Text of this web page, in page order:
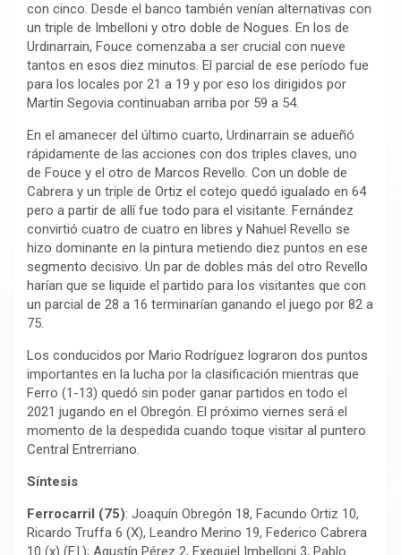
con cinco. Desde el banco también venían alternativas con
un triple de Imbelloni y otro doble de Nogues. En los de
Urdinarrain, Fouce comenzaba a ser crucial con nueve
tantos en esos diez minutos. El parcial de ese período fue
para los locales por 21 a 19 y por eso los dirigidos por
Martín Segovia continuaban arriba por 59 a 54.
En el amanecer del último cuarto, Urdinarrain se adueñó
rápidamente de las acciones con dos triples claves, uno
de Fouce y el otro de Marcos Revello. Con un doble de
Cabrera y un triple de Ortiz el cotejo quedó igualado en 64
pero a partir de allí fue todo para el visitante. Fernández
convirtió cuatro de cuatro en libres y Nahuel Revello se
hizo dominante en la pintura metiendo diez puntos en ese
segmento decisivo. Un par de dobles más del otro Revello
harían que se liquide el partido para los visitantes que con
un parcial de 28 a 16 terminarían ganando el juego por 82 a
75.
Los conducidos por Mario Rodríguez lograron dos puntos
importantes en la lucha por la clasificación mientras que
Ferro (1-13) quedó sin poder ganar partidos en todo el
2021 jugando en el Obregón. El próximo viernes será el
momento de la despedida cuando toque visitar al puntero
Central Entrerriano.
Síntesis
Ferrocarril (75): Joaquín Obregón 18, Facundo Ortiz 10,
Ricardo Truffa 6 (X), Leandro Merino 19, Federico Cabrera
10 (x) (F.I.); Agustín Pérez 2, Exequiel Imbelloni 3, Pablo